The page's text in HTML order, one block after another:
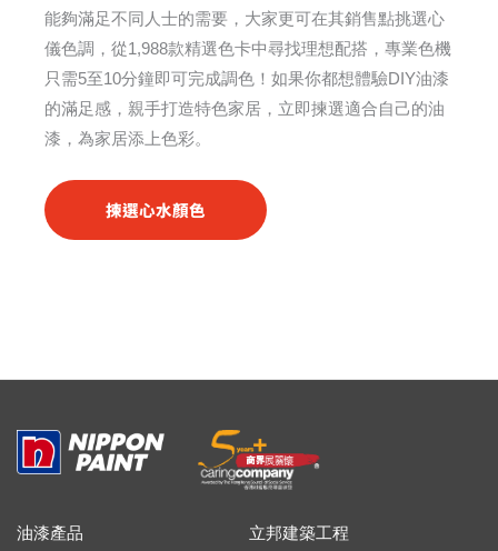
能夠滿足不同人士的需要，大家更可在其銷售點挑選心
儀色調，從1,988款精選色卡中尋找理想配搭，專業色機
只需5至10分鐘即可完成調色！如果你都想體驗DIY油漆
的滿足感，親手打造特色家居，立即揀選適合自己的油
漆，為家居添上色彩。
揀選心水顏色
油漆產品 立邦建築工程